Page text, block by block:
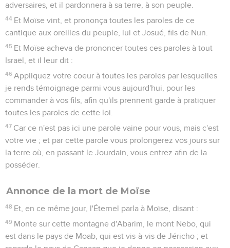
adversaires, et il pardonnera à sa terre, à son peuple.
44 Et Moïse vint, et prononça toutes les paroles de ce
cantique aux oreilles du peuple, lui et Josué, fils de Nun.
45 Et Moïse acheva de prononcer toutes ces paroles à tout
Israël, et il leur dit :
46 Appliquez votre coeur à toutes les paroles par lesquelles
je rends témoignage parmi vous aujourd'hui, pour les
commander à vos fils, afin qu'ils prennent garde à pratiquer
toutes les paroles de cette loi.
47 Car ce n'est pas ici une parole vaine pour vous, mais c'est
votre vie ; et par cette parole vous prolongerez vos jours sur
la terre où, en passant le Jourdain, vous entrez afin de la
posséder.
Annonce de la mort de Moïse
48 Et, en ce même jour, l'Éternel parla à Moïse, disant :
49 Monte sur cette montagne d'Abarim, le mont Nebo, qui
est dans le pays de Moab, qui est vis-à-vis de Jéricho ; et